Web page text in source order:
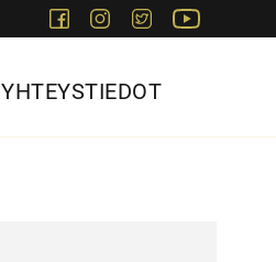
FacebookInstagram
Twitter
YHTEYSTIEDOT